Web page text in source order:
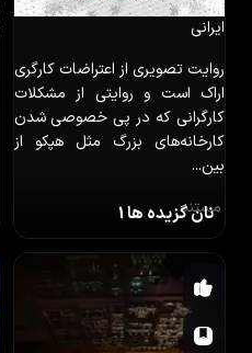
نان گزیده ها 1
ایرانی
روایت تصویری از اعتراضات کارگری
اراک است و روایتی از مشکلات
کارگرانی که در پی خصوصی شدن
کارخانه‌های بزرگ مثل هپکو از
بین...
مستند